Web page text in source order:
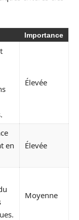
Importance
Élevée
en
Élevée
Moyenne